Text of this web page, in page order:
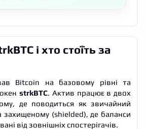
і хто стоїть за
Bitcoin на базовому рівні та
strkBTC. Актив працює в двох
де поводиться як звичайний
захищеному (shielded), де баланси
від зовнішніх спостерігачів.